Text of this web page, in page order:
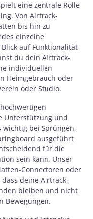
eine zentrale Rolle
Von Airtrack-
bis hin zu
einzelne
auf Funktionalität
du dein Airtrack-
individuellen
Heimgebrauch oder
oder Studio.
Unterstützung und
wichtig bei Sprüngen,
ausgeführt
für die
sein kann. Unser
Connectoren oder
deine Airtrack-
bleiben und nicht
Bewegungen.